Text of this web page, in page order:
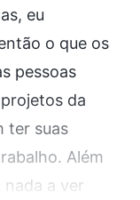
eu
o que os
pessoas
da
ter suas
Além
a ver